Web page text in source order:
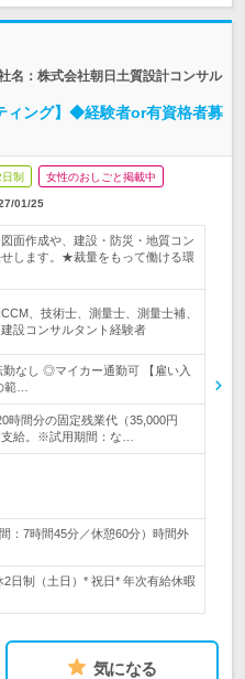
名：株式会社朝日土質設計コンサル
ィング】◆経験者or有資格者募
制 女性のおしごと掲載中
01/25
面作成や、建設・防災・地質コン
します。★裁量をもって働ける環
、技術士、測量士、測量士補、
設コンサルタント経験者
なし ◎マイカー通勤可 【雇い入
範…
時間分の固定残業代（35,000円
給。※試用期間：な…
：7時間45分／休憩60分）時間外
2日制（土日）* 祝日* 年次有給休暇
気になる